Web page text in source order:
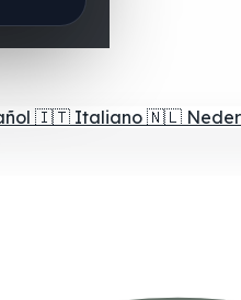
🇮🇹 Italiano 🇳🇱